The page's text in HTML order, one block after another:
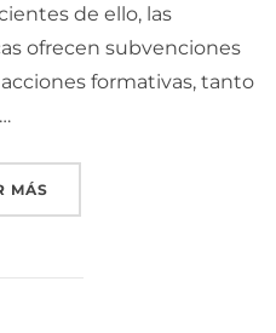
de ello, las
ofrecen subvenciones
formativas, tanto
…
MÁS